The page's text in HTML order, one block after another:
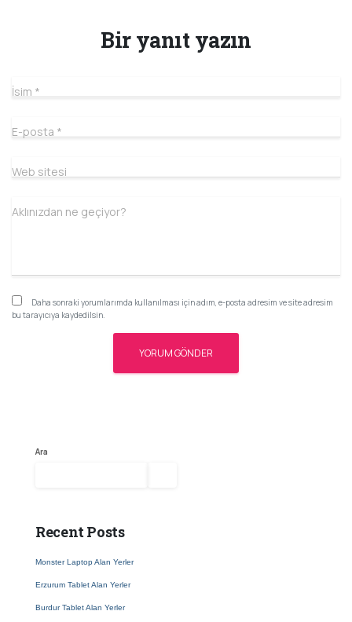
Bir yanıt yazın
İsim *
E-posta *
Web sitesi
Aklınızdan ne geçiyor?
Daha sonraki yorumlarımda kullanılması için adım, e-posta adresim ve site adresim
bu tarayıcıya kaydedilsin.
Ara
Recent Posts
Monster Laptop Alan Yerler
Erzurum Tablet Alan Yerler
Burdur Tablet Alan Yerler